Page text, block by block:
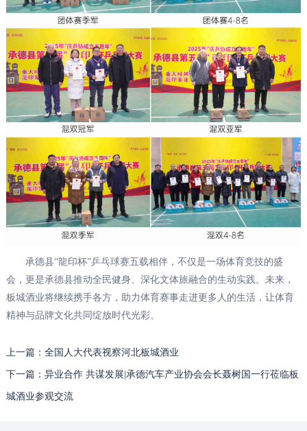
承德县“龍印杯”乒乓球赛五载相伴，不仅是一场体育竞技的盛
会，更是承德县推动全民健身、深化文体旅融合的生动实践。未来，
板城酒业将继续携手各方，助力体育赛事走进更多人的生活，让体育
精神与品牌文化共同绽放时代光彩。
上一篇：全国人大代表视察河北板城酒业
下一篇：异业合作 共谋发展|承德汽车产业协会会长聂树国一行莅临板
城酒业参观交流